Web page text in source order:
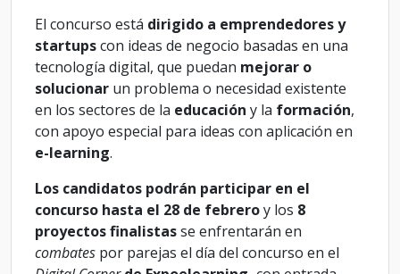
El concurso está dirigido a emprendedores y
startupscon ideas de negocio basadas en una
tecnología digital, que puedan mejorar o
solucionar un problema o necesidad existente
en los sectores de la educación y la formación,
con apoyo especial para ideas con aplicación en
e-learning.
Los candidatos podrán participar en el
concurso hasta el 28 de febreroy los 8
proyectos finalistasse enfrentarán en
combatespor parejas el día del concurso en el